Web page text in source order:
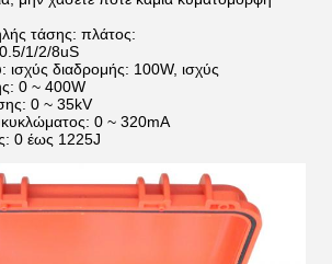
τάσης: πλάτος:
1/2/8uS
ισχύς διαδρομής: 100W, ισχύς
0 ~ 400W
0 ~ 35kV
0 ~ 320mA
0 έως 1225J